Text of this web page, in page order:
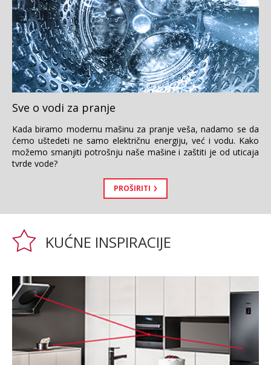
Sve o vodi za pranje
Kada biramo modernu mašinu za pranje veša, nadamo se da
ćemo uštedeti ne samo električnu energiju, već i vodu. Kako
možemo smanjiti potrošnju naše mašine i zaštiti je od uticaja
tvrde vode?
PROŠIRITI
KUĆNE INSPIRACIJE